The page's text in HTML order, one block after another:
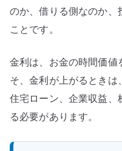
のか、借りる側なのか、
ことです。
金利は、お金の時間価値
そ、金利が上がるときは
住宅ローン、企業収益
る必要があります。